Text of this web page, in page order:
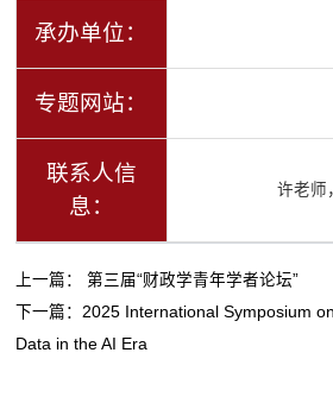
承办单位：
专题网站：
联系人信
息：
许老师
上一篇： 第三届“财政学青年学者论坛”
下一篇： 2025 International Symposium
Data in the AI Era